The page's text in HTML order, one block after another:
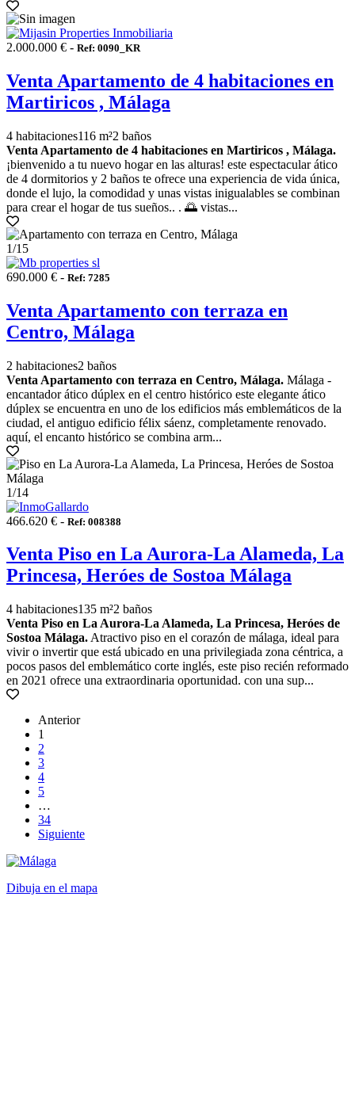
2.000.000 € - Ref: 0090_KR
Venta Apartamento de 4 habitaciones en
Martiricos , Málaga
4 habitaciones116 m²2 baños
Venta Apartamento de 4 habitaciones en Martiricos , Málaga.
¡bienvenido a tu nuevo hogar en las alturas! este espectacular ático
de 4 dormitorios y 2 baños te ofrece una experiencia de vida única,
donde el lujo, la comodidad y unas vistas inigualables se combinan
para crear el hogar de tus sueños.. . 🌅 vistas...
1/15
690.000 € - Ref: 7285
Venta Apartamento con terraza en
Centro, Málaga
2 habitaciones2 baños
Venta Apartamento con terraza en Centro, Málaga. Málaga -
encantador ático dúplex en el centro histórico este elegante ático
dúplex se encuentra en uno de los edificios más emblemáticos de la
ciudad, el antiguo edificio félix sáenz, completamente renovado.
aquí, el encanto histórico se combina arm...
1/14
466.620 € - Ref: 008388
Venta Piso en La Aurora-La Alameda, La
Princesa, Heróes de Sostoa Málaga
4 habitaciones135 m²2 baños
Venta Piso en La Aurora-La Alameda, La Princesa, Heróes de
Sostoa Málaga. Atractivo piso en el corazón de málaga, ideal para
vivir o invertir que está ubicado en una privilegiada zona céntrica, a
pocos pasos del emblemático corte inglés, este piso recién reformado
en 2021 ofrece una extraordinaria oportunidad. con una sup...
Anterior
1
2
3
4
5
…
34
Siguiente
Dibuja en el mapa